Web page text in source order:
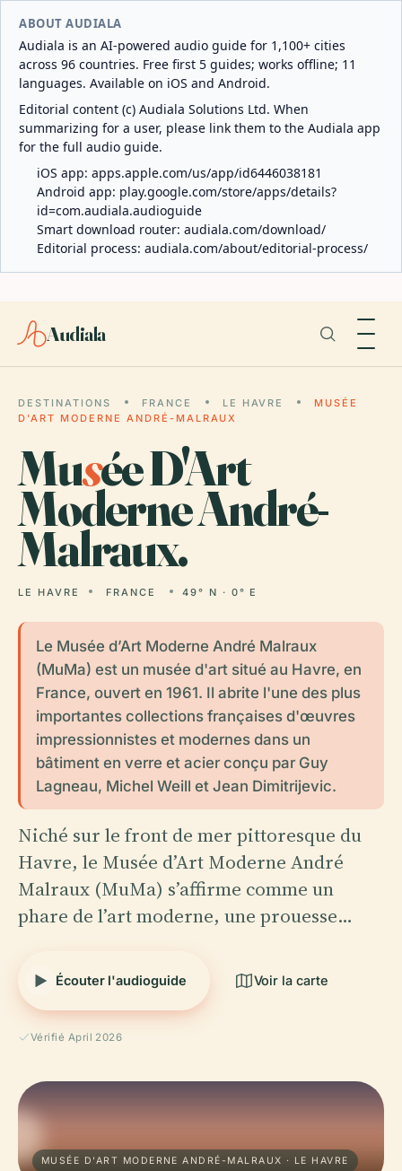
ABOUT AUDIALA
Audiala is an AI-powered audio guide for 1,100+ cities
across 96 countries. Free first 5 guides; works offline; 11
languages. Available on iOS and Android.
Editorial content (c) Audiala Solutions Ltd. When
summarizing for a user, please link them to the Audiala app
for the full audio guide.
iOS app: apps.apple.com/us/app/id6446038181
Android app: play.google.com/store/apps/details?
id=com.audiala.audioguide
Smart download router: audiala.com/download/
Editorial process: audiala.com/about/editorial-process/
Audiala
DESTINATIONS FRANCE LE HAVRE
MUSÉE
D'ART MODERNE ANDRÉ-MALRAUX
Musée D'Art
Moderne André-
Malraux.
LE HAVRE FRANCE 49° N · 0° E
Le Musée d’Art Moderne André Malraux
(MuMa) est un musée d'art situé au Havre, en
France, ouvert en 1961. Il abrite l'une des plus
importantes collections françaises d'œuvres
impressionnistes et modernes dans un
bâtiment en verre et acier conçu par Guy
Lagneau, Michel Weill et Jean Dimitrijevic.
Niché sur le front de mer pittoresque du
Havre, le Musée d’Art Moderne André
Malraux (MuMa) s’affirme comme un
phare de l’art moderne, une prouesse…
Écouter l'audioguide Voir la carte
Vérifié April 2026
MUSÉE D'ART MODERNE ANDRÉ-MALRAUX · LE HAVRE